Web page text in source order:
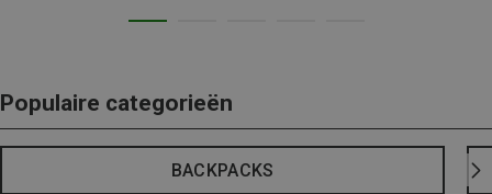
Populaire categorieën
BACKPACKS